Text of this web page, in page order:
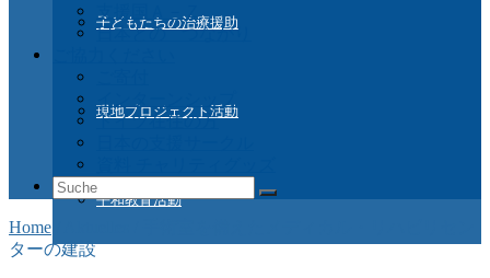
子どもたちの治療援助
現地プロジェクト活動
平和教育活動
支援国Ａ－Ｚ
日本との つながり
インターンシップ
ドイツ在住の方
Suche
nach:
Home
ターの建設